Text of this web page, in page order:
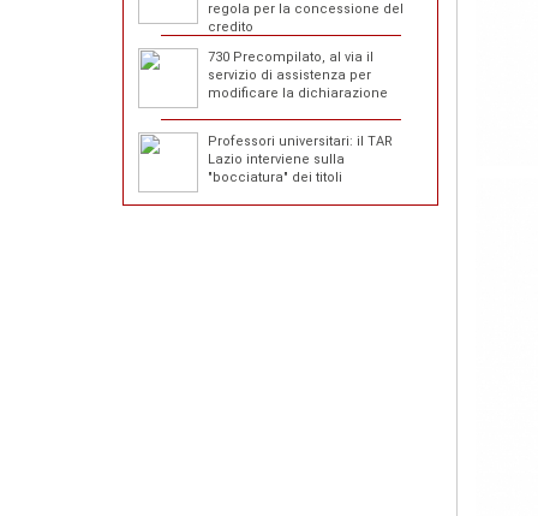
regola per la concessione del
credito
730 Precompilato, al via il
servizio di assistenza per
modificare la dichiarazione
Professori universitari: il TAR
Lazio interviene sulla
"bocciatura" dei titoli